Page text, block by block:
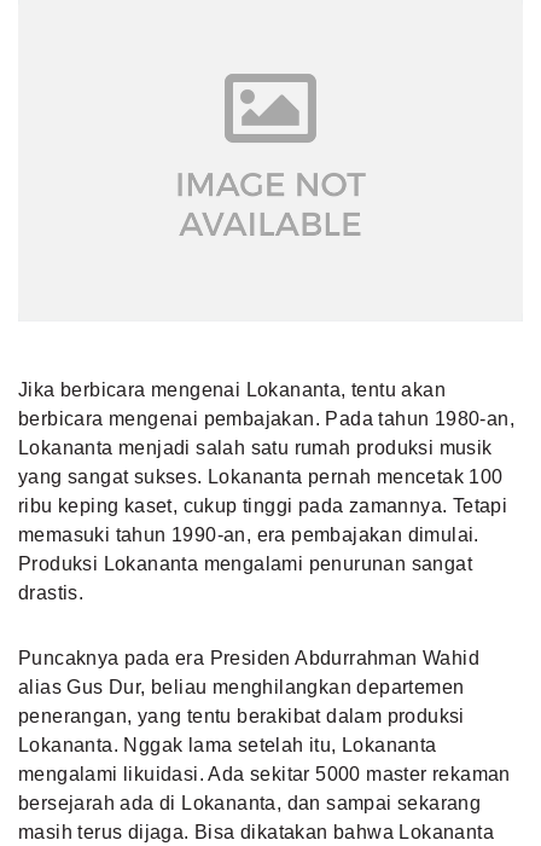
Jika berbicara mengenai Lokananta, tentu akan
berbicara mengenai pembajakan. Pada tahun 1980-an,
Lokananta menjadi salah satu rumah produksi musik
yang sangat sukses. Lokananta pernah mencetak 100
ribu keping kaset, cukup tinggi pada zamannya. Tetapi
memasuki tahun 1990-an, era pembajakan dimulai.
Produksi Lokananta mengalami penurunan sangat
drastis.
Puncaknya pada era Presiden Abdurrahman Wahid
alias Gus Dur, beliau menghilangkan departemen
penerangan, yang tentu berakibat dalam produksi
Lokananta. Nggak lama setelah itu, Lokananta
mengalami likuidasi. Ada sekitar 5000 master rekaman
bersejarah ada di Lokananta, dan sampai sekarang
masih terus dijaga. Bisa dikatakan bahwa Lokananta